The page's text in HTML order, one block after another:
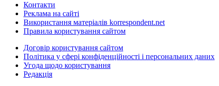
Контакти
Реклама на сайті
Використання матеріалів korrespondent.net
Правила користування сайтом
Договір користування сайтом
Політика у сфері конфіденційності і персональних даних
Угода щодо користування
Редакція